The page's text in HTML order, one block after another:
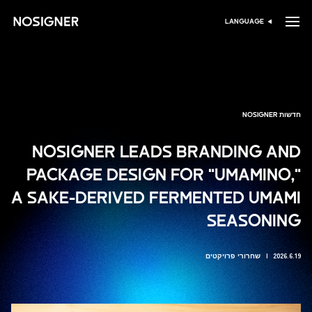
דף הבית בחר שפה
LANGUAGE
חדשות NOSIGNER
NOSIGNER LEADS BRANDING AND
PACKAGE DESIGN FOR "UMAMINO,"
A SAKE-DERIVED FERMENTED UMAMI
SEASONING
2026.6.19 שחרורי פרויקטים